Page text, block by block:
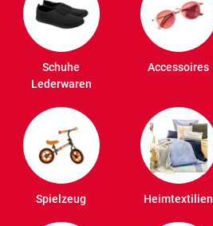
Schuhe
Lederwaren
Accessoires
Spielzeug Heimtextilien